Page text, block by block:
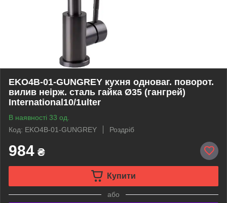
EKO4B-01-GUNGREY кухня одноваг. поворот.
вилив неірж. сталь гайка Ø35 (гангрей)
International10/1ulter
В наявності 33 од.
Код: EKO4B-01-GUNGREY
Роздріб
984 ₴
Купити
або